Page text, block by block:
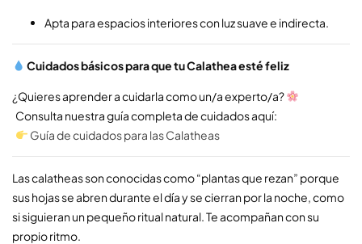
Apta para espacios interiores con luz suave e indirecta.
Cuidados básicos para que tu Calathea esté feliz
¿Quieres aprender a cuidarla como un/a experto/a?
Consulta nuestra guía completa de cuidados aquí:
Guía de cuidados para las Calatheas
Las calatheas son conocidas como “plantas que rezan” porque
sus hojas se abren durante el día y se cierran por la noche, como
si siguieran un pequeño ritual natural. Te acompañan con su
propio ritmo.